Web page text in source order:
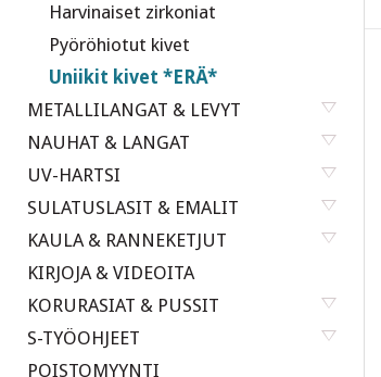
Harvinaiset zirkoniat
Pyöröhiotut kivet
Uniikit kivet *ERÄ*
METALLILANGAT & LEVYT
NAUHAT & LANGAT
UV-HARTSI
SULATUSLASIT & EMALIT
KAULA & RANNEKETJUT
KIRJOJA & VIDEOITA
KORURASIAT & PUSSIT
S-TYÖOHJEET
POISTOMYYNTI